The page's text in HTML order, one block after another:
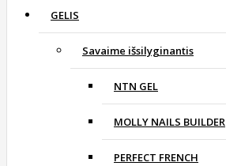
GELIS
Savaime išsilyginantis
NTN GEL
MOLLY NAILS BUILDER
PERFECT FRENCH